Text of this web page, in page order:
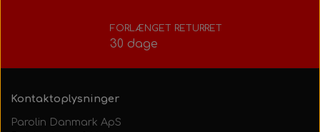
FORLÆNGET RETURRET
30 dage
Kontaktoplysninger
Parolin Danmark ApS